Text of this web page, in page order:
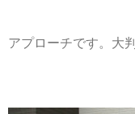
アプローチです。大